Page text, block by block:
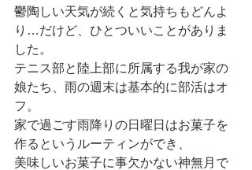
鬱陶しい天気が続くと気持ちもどんよ
り…だけど、ひとついいことがありま
した。
テニス部と陸上部に所属する我が家の
娘たち、雨の週末は基本的に部活はオ
フ。
家で過ごす雨降りの日曜日はお菓子を
作るというルーティンができ、
美味しいお菓子に事欠かない神無月で